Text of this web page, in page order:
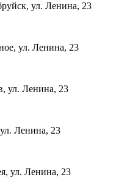
ул. Ленина, 23
ул. Ленина, 23
ул. Ленина, 23
ул. Ленина, 23
ул. Ленина, 23